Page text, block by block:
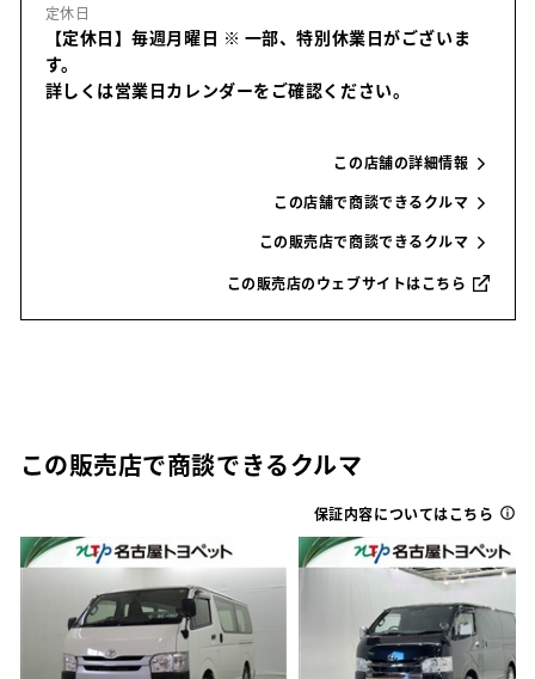
定休日
【定休日】毎週月曜日 ※ 一部、特別休業日がございま
す。
詳しくは営業日カレンダーをご確認ください。
この店舗の詳細情報
この店舗で商談できるクルマ
この販売店で商談できるクルマ
この販売店のウェブサイトはこちら
この販売店で商談できるクルマ
保証内容についてはこちら